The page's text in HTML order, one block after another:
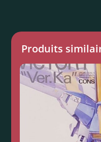
Produits